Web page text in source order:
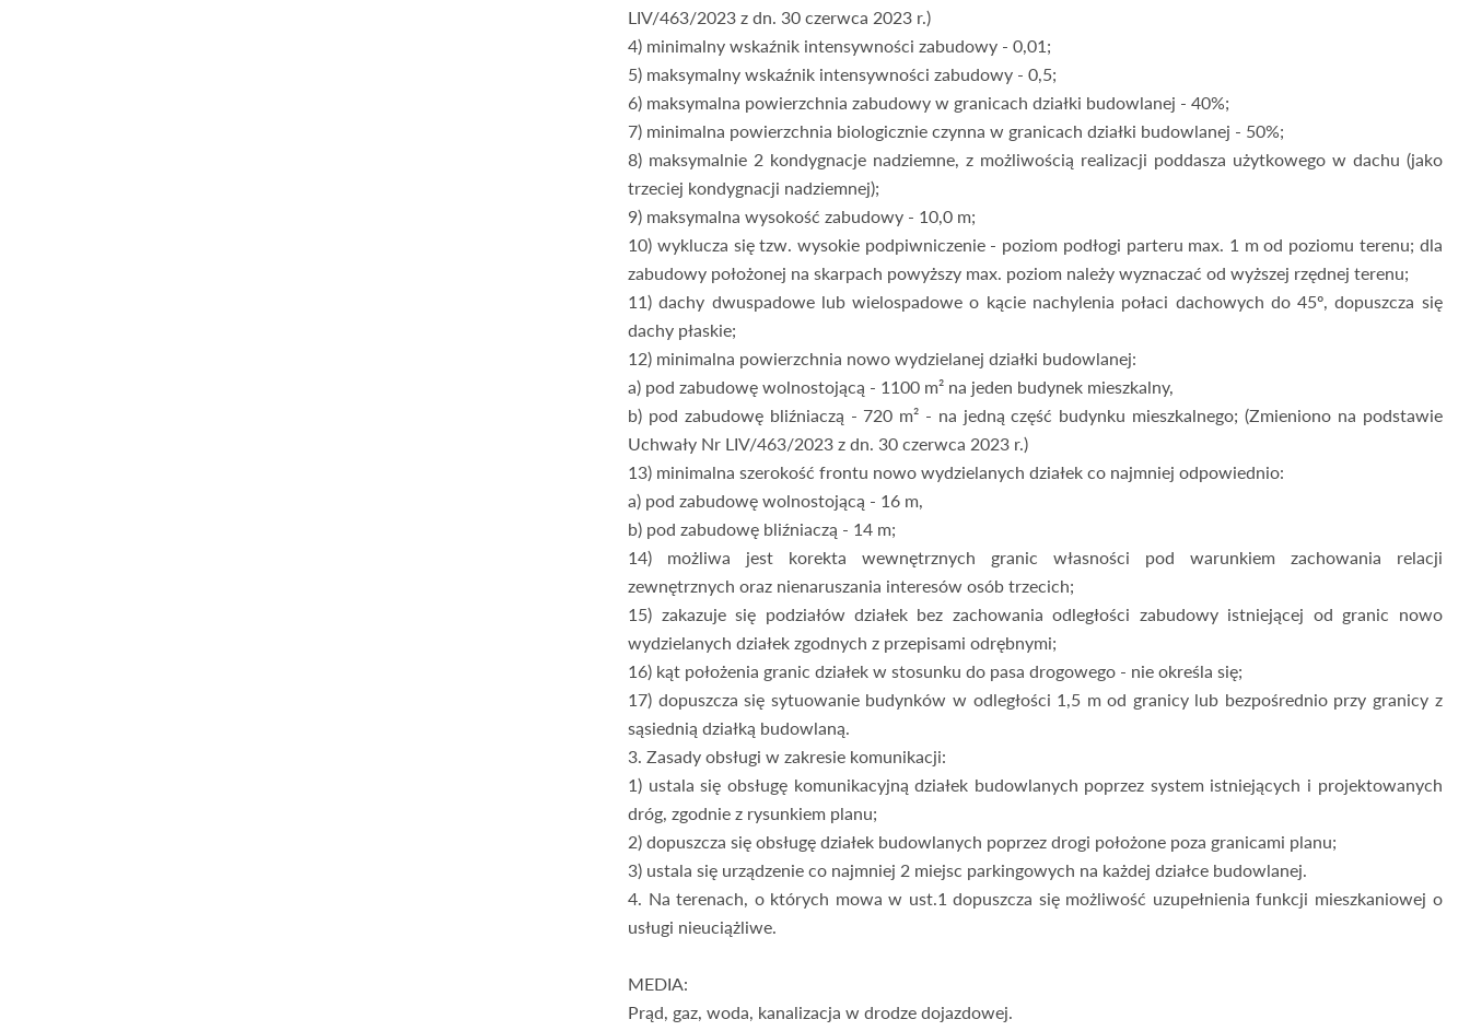
LIV/463/2023 z dn. 30 czerwca 2023 r.)
4) minimalny wskaźnik intensywności zabudowy - 0,01;
5) maksymalny wskaźnik intensywności zabudowy - 0,5;
6) maksymalna powierzchnia zabudowy w granicach działki budowlanej - 40%;
7) minimalna powierzchnia biologicznie czynna w granicach działki budowlanej - 50%;
8) maksymalnie 2 kondygnacje nadziemne, z możliwością realizacji poddasza użytkowego w dachu (jako
trzeciej kondygnacji nadziemnej);
9) maksymalna wysokość zabudowy - 10,0 m;
10) wyklucza się tzw. wysokie podpiwniczenie - poziom podłogi parteru max. 1 m od poziomu terenu; dla
zabudowy położonej na skarpach powyższy max. poziom należy wyznaczać od wyższej rzędnej terenu;
11) dachy dwuspadowe lub wielospadowe o kącie nachylenia połaci dachowych do 45º, dopuszcza się
dachy płaskie;
12) minimalna powierzchnia nowo wydzielanej działki budowlanej:
a) pod zabudowę wolnostojącą - 1100 m² na jeden budynek mieszkalny,
b) pod zabudowę bliźniaczą - 720 m² - na jedną część budynku mieszkalnego; (Zmieniono na podstawie
Uchwały Nr LIV/463/2023 z dn. 30 czerwca 2023 r.)
13) minimalna szerokość frontu nowo wydzielanych działek co najmniej odpowiednio:
a) pod zabudowę wolnostojącą - 16 m,
b) pod zabudowę bliźniaczą - 14 m;
14) możliwa jest korekta wewnętrznych granic własności pod warunkiem zachowania relacji
zewnętrznych oraz nienaruszania interesów osób trzecich;
15) zakazuje się podziałów działek bez zachowania odległości zabudowy istniejącej od granic nowo
wydzielanych działek zgodnych z przepisami odrębnymi;
16) kąt położenia granic działek w stosunku do pasa drogowego - nie określa się;
17) dopuszcza się sytuowanie budynków w odległości 1,5 m od granicy lub bezpośrednio przy granicy z
sąsiednią działką budowlaną.
3. Zasady obsługi w zakresie komunikacji:
1) ustala się obsługę komunikacyjną działek budowlanych poprzez system istniejących i projektowanych
dróg, zgodnie z rysunkiem planu;
2) dopuszcza się obsługę działek budowlanych poprzez drogi położone poza granicami planu;
3) ustala się urządzenie co najmniej 2 miejsc parkingowych na każdej działce budowlanej.
4. Na terenach, o których mowa w ust.1 dopuszcza się możliwość uzupełnienia funkcji mieszkaniowej o
usługi nieuciążliwe.
MEDIA:
Prąd, gaz, woda, kanalizacja w drodze dojazdowej.